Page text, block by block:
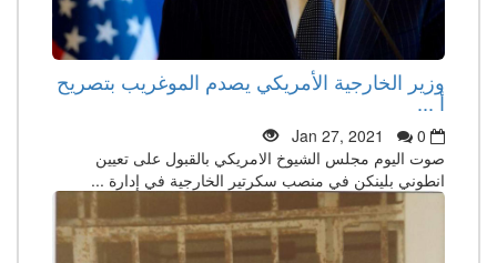
وزير الخارجية الأمريكي يصدم الموغريب بتصريح
أ ...
Jan 27, 2021
0
صوت اليوم مجلس الشيوخ الامريكي بالقبول على تعيين
انطوني بلينكن في منصب سكرتير الخارجية في إدارة ...